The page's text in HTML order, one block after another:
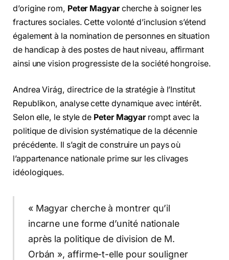
d’origine rom, Peter Magyarcherche à soigner les
fractures sociales. Cette volonté d’inclusion s’étend
également à la nomination de personnes en situation
de handicap à des postes de haut niveau, affirmant
ainsi une vision progressiste de la société hongroise.
Andrea Virág, directrice de la stratégie à l’Institut
Republikon, analyse cette dynamique avec intérêt.
Selon elle, le style de Peter Magyarrompt avec la
politique de division systématique de la décennie
précédente. Il s’agit de construire un pays où
l’appartenance nationale prime sur les clivages
idéologiques.
« Magyar cherche à montrer qu’il
incarne une forme d’unité nationale
après la politique de division de M.
Orbán », affirme-t-elle pour souligner